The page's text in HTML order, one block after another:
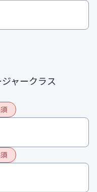
ャークラス